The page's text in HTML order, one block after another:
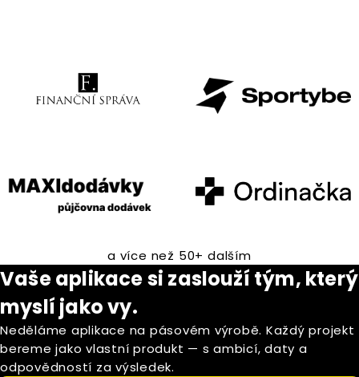
a více než 50+ dalším
Vaše aplikace si zaslouží tým, který
myslí jako vy.
Neděláme aplikace na pásovém výrobě. Každý projekt
bereme jako vlastní produkt — s ambicí, daty a
odpovědností za výsledek.